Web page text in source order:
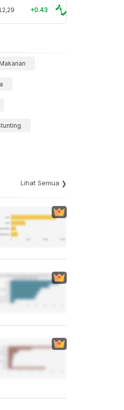
+0.43
Lihat Semua